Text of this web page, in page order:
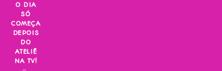
Skip
content
O DIA
SÓ
COMEÇA
DEPOIS
DO
ATELIÊ
NA TV!